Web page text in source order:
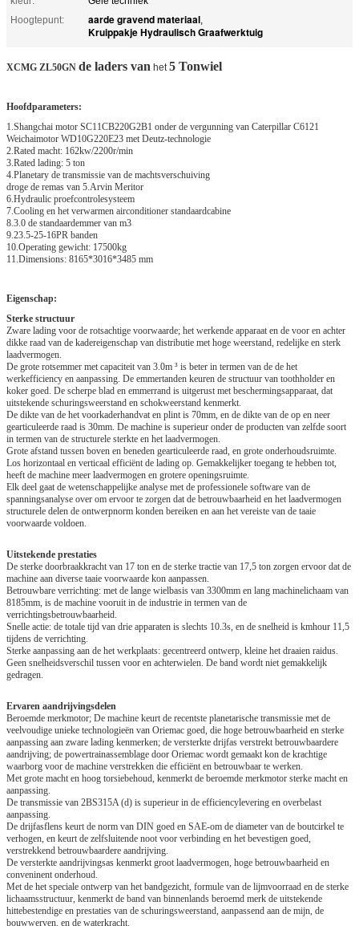
Hoogtepunt:
aarde gravend materiaal,
Kruippakje Hydraulisch Graafwerktuig
XCMG ZL50GN de laders van het5 Tonwiel
Hoofdparameters:
1.Shangchai motor SC11CB220G2B1 onder de vergunning van Caterpillar C6121
Weichaimotor WD10G220E23 met Deutz-technologie
2.Rated macht: 162kw/2200r/min
3.Rated lading: 5 ton
4.Planetary de transmissie van de machtsverschuiving
droge de remas van 5.Arvin Meritor
6.Hydraulic proefcontrolesysteem
7.Cooling en het verwarmen airconditioner standaardcabine
8.3.0 de standaardemmer van m3
9.23.5-25-16PR banden
10.Operating gewicht: 17500kg
11.Dimensions: 8165*3016*3485 mm
Eigenschap:
Sterke structuur
Zware lading voor de rotsachtige voorwaarde; het werkende apparaat en de voor en achter
dikke raad van de kadereigenschap van distributie met hoge weerstand, redelijke en sterk
laadvermogen.
De grote rotsemmer met capaciteit van 3.0m ³ is beter in termen van de de het
werkefficiency en aanpassing. De emmertanden keuren de structuur van toothholder en
koker goed. De scherpe blad en emmerrand is uitgerust met beschermingsapparaat, dat
uitstekende schuringsweerstand en schokweerstand kenmerkt.
De dikte van de het voorkaderhandvat en plint is 70mm, en de dikte van de op en neer
gearticuleerde raad is 30mm. De machine is superieur onder de producten van zelfde soort
in termen van de structurele sterkte en het laadvermogen.
Grote afstand tussen boven en beneden gearticuleerde raad, en grote onderhoudsruimte.
Los horizontaal en verticaal efficiënt de lading op. Gemakkelijker toegang te hebben tot,
heeft de machine meer laadvermogen en grotere openingsruimte.
Elk deel gaat de wetenschappelijke analyse met de professionele software van de
spanningsanalyse over om ervoor te zorgen dat de betrouwbaarheid en het laadvermogen
structurele delen de ontwerpnorm konden bereiken en aan het vereiste van de taaie
voorwaarde voldoen.
Uitstekende prestaties
De sterke doorbraakkracht van 17 ton en de sterke tractie van 17,5 ton zorgen ervoor dat de
machine aan diverse taaie voorwaarde kon aanpassen.
Betrouwbare verrichting: met de lange wielbasis van 3300mm en lang machinelichaam van
8185mm, is de machine vooruit in de industrie in termen van de
verrichtingsbetrouwbaarheid.
Snelle actie: de totale tijd van drie apparaten is slechts 10.3s, en de snelheid is kmhour 11,5
tijdens de verrichting.
Sterke aanpassing aan de het werkplaats: gecentreerd ontwerp, kleine het draaien raidus.
Geen snelheidsverschil tussen voor en achterwielen. De band wordt niet gemakkelijk
gedragen.
Ervaren aandrijvingsdelen
Beroemde merkmotor; De machine keurt de recentste planetarische transmissie met de
veelvoudige unieke technologieën van Oriemac goed, die hoge betrouwbaarheid en sterke
aanpassing aan zware lading kenmerken; de versterkte drijfas verstrekt betrouwbaardere
aandrijving; de powertrainassemblage door Oriemac wordt gemaakt kon de krachtige
waarborg voor de machine verstrekken die efficiënt en betrouwbaar te werken.
Met grote macht en hoog torsiebehoud, kenmerkt de beroemde merkmotor sterke macht en
aanpassing.
De transmissie van 2BS315A (d) is superieur in de efficiencylevering en overbelast
aanpassing.
De drijfasflens keurt de norm van DIN goed en SAE-om de diameter van de boutcirkel te
verhogen, en keurt de zelfsluitende noot voor verbinding en het bevestigen goed,
verstrekkend betrouwbaardere aandrijving.
De versterkte aandrijvingsas kenmerkt groot laadvermogen, hoge betrouwbaarheid en
conveninent onderhoud.
Met de het speciale ontwerp van het bandgezicht, formule van de lijmvoorraad en de sterke
lichaamsstructuur, kenmerkt de band van binnenlands beroemd merk de uitstekende
hittebestendige en prestaties van de schuringsweerstand, aanpassend aan de mijn, de
bouwwerven, en de waterkracht.